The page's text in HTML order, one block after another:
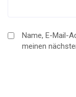
Name, E-Mail-
meinen